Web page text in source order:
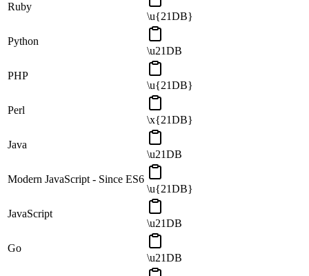
Ruby
\u{21DB}
Python
\u21DB
PHP
\u{21DB}
Perl
\x{21DB}
Java
\u21DB
Modern JavaScript - Since ES6
\u{21DB}
JavaScript
\u21DB
Go
\u21DB